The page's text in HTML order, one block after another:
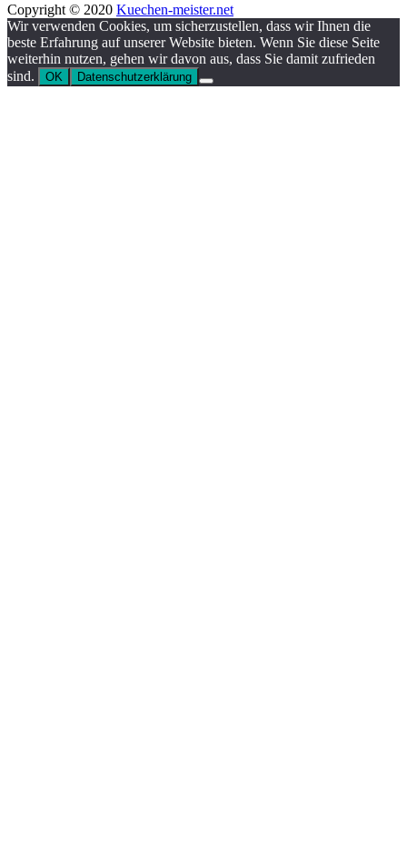
Copyright © 2020 Kuechen-meister.net
Wir verwenden Cookies, um sicherzustellen, dass wir Ihnen die
beste Erfahrung auf unserer Website bieten. Wenn Sie diese Seite
weiterhin nutzen, gehen wir davon aus, dass Sie damit zufrieden
sind.
OK Datenschutzerklärung